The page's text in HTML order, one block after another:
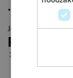
Rol grote
Je koopt de
Belasting op
huishoudelijke